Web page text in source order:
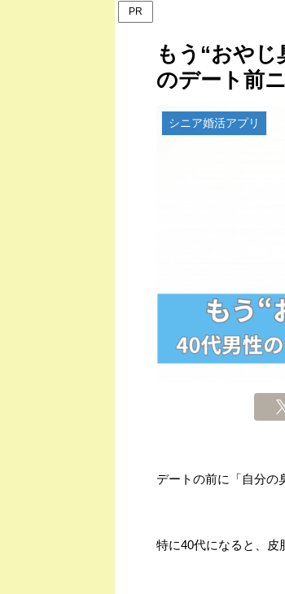
PR
もう“おや
のデート前
シニア婚活アプリ
デートの前に「自分の
特に40代になると、皮